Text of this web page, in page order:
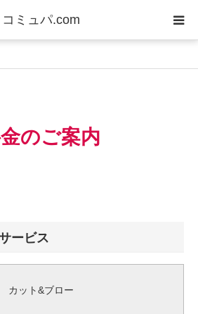
コミュパ.com
のご案内
ービス
カット&ブロー